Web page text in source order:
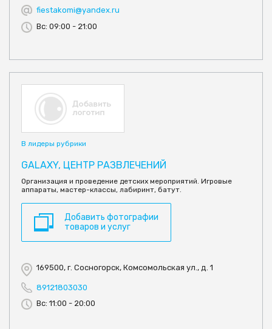
fiestakomi@yandex.ru
Вс: 09:00 - 21:00
В лидеры рубрики
GALAXY, ЦЕНТР РАЗВЛЕЧЕНИЙ
Организация и проведение детских мероприятий. Игровые
аппараты, мастер-классы, лабиринт, батут.
Добавить фотографии
товаров и услуг
169500, г. Сосногорск, Комсомольская ул., д. 1
89121803030
Вс: 11:00 - 20:00